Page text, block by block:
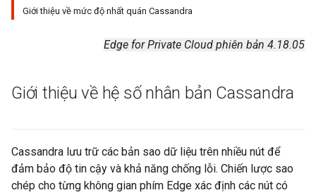
Giới thiệu về mức độ nhất quán Cassandra
Edge for Private Cloud phiên bản 4.18.05
Giới thiệu về hệ số nhân bản Cassandra
Cassandra lưu trữ các bản sao dữ liệu trên nhiều nút để
đảm bảo độ tin cậy và khả năng chống lỗi. Chiến lược sao
chép cho từng không gian phím Edge xác định các nút có